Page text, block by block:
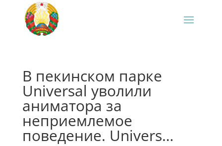
В пекинском парке
Universal уволили
аниматора за
неприемлемое
поведение. Univers…